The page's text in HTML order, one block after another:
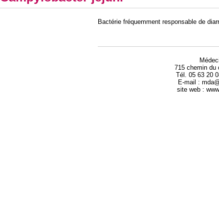
Bactérie fréquemment responsable de
715 chemin du
Tél. 05 63 20
E-mail :
site web :